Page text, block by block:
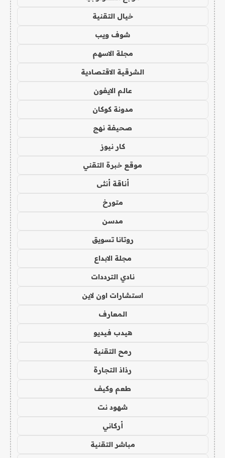
خيال التقنية
شوف ويب
مجلة الاسهم
الشرقية الاقتصادية
عالم الايفون
مدونة كوكان
صحيفة نهج
كار نيوز
موقع خبرة التقني
أناقة أنثى
متورخ
مدسن
روتانا تسويق
مجلة الابداع
نادي الترددات
استشارات اون لاين
المعارف
هيدب فيديو
رمح التقنية
رذاذ التجارة
طعم وكيف
شهود نت
أركاني
مباشر التقنية